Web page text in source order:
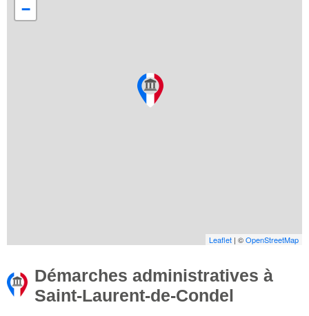
−
Leaflet | ©OpenStreetMap
Démarches administratives à
Saint-Laurent-de-Condel